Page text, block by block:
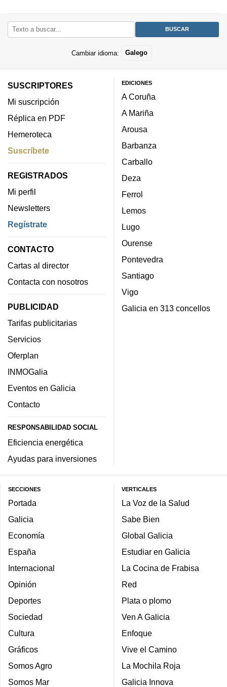
Cambiar idioma: Galego
SUSCRIPTORES
Mi suscripción
Réplica en PDF
Hemeroteca
Suscríbete
REGISTRADOS
Mi perfil
Newsletters
Regístrate
CONTACTO
Cartas al director
Contacta con nosotros
PUBLICIDAD
Tarifas publicitarias
Servicios
Oferplan
INMOGalia
Eventos en Galicia
Contacto
RESPONSABILIDAD SOCIAL
Eficiencia energética
Ayudas para inversiones
EDICIONES
A Coruña
A Mariña
Arousa
Barbanza
Carballo
Deza
Ferrol
Lemos
Lugo
Ourense
Pontevedra
Santiago
Vigo
Galicia en 313 concellos
SECCIONES
Portada
Galicia
Economía
España
Internacional
Opinión
Deportes
Sociedad
Cultura
Gráficos
Somos Agro
Somos Mar
VERTICALES
La Voz de la Salud
Sabe Bien
Global Galicia
Estudiar en Galicia
La Cocina de Frabisa
Red
Plata o plomo
Ven A Galicia
Enfoque
Vive el Camino
La Mochila Roja
Galicia Innova